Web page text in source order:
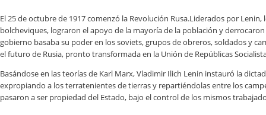
El 25 de octubre de 1917 comenzó la Revolución Rusa.Liderados por
bolcheviques, lograron el apoyo de la mayoría de la población y derrocaron
gobierno basaba su poder en los soviets, grupos de obreros, soldados y
el futuro de Rusia, pronto transformada en la Unión de Repúblicas
Basándose en las teorías de Karl Marx, Vladimir Ilich Lenin instauró la
expropiando a los terratenientes de tierras y repartiéndolas entre los
pasaron a ser propiedad del Estado, bajo el control de los mismos